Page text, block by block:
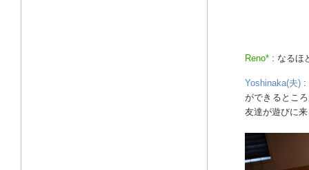
Reno* : なるほ
Yoshinaka(夫) :
ができるとこ
友達が遊びに